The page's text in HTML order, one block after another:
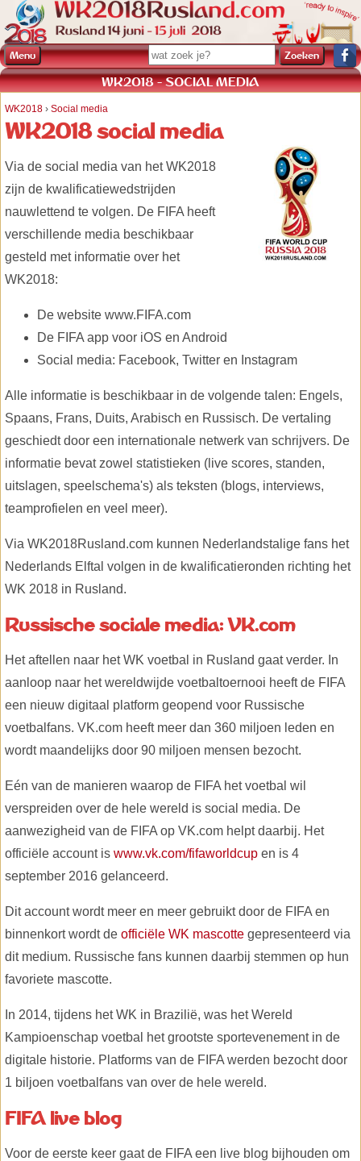
WK2018 - SOCIAL MEDIA
WK2018 › Social media
WK2018 social media
Via de social media van het WK2018
zijn de kwalificatiewedstrijden
nauwlettend te volgen. De FIFA heeft
verschillende media beschikbaar
gesteld met informatie over het
WK2018:
De website www.FIFA.com
De FIFA app voor iOS en Android
Social media: Facebook, Twitter en Instagram
Alle informatie is beschikbaar in de volgende talen: Engels,
Spaans, Frans, Duits, Arabisch en Russisch. De vertaling
geschiedt door een internationale netwerk van schrijvers. De
informatie bevat zowel statistieken (live scores, standen,
uitslagen, speelschema's) als teksten (blogs, interviews,
teamprofielen en veel meer).
Via WK2018Rusland.com kunnen Nederlandstalige fans het
Nederlands Elftal volgen in de kwalificatieronden richting het
WK 2018 in Rusland.
Russische sociale media: VK.com
Het aftellen naar het WK voetbal in Rusland gaat verder. In
aanloop naar het wereldwijde voetbaltoernooi heeft de FIFA
een nieuw digitaal platform geopend voor Russische
voetbalfans. VK.com heeft meer dan 360 miljoen leden en
wordt maandelijks door 90 miljoen mensen bezocht.
Eén van de manieren waarop de FIFA het voetbal wil
verspreiden over de hele wereld is social media. De
aanwezigheid van de FIFA op VK.com helpt daarbij. Het
officiële account is www.vk.com/fifaworldcup en is 4
september 2016 gelanceerd.
Dit account wordt meer en meer gebruikt door de FIFA en
binnenkort wordt de officiële WK mascotte gepresenteerd via
dit medium. Russische fans kunnen daarbij stemmen op hun
favoriete mascotte.
In 2014, tijdens het WK in Brazilië, was het Wereld
Kampioenschap voetbal het grootste sportevenement in de
digitale historie. Platforms van de FIFA werden bezocht door
1 biljoen voetbalfans van over de hele wereld.
FIFA live blog
Voor de eerste keer gaat de FIFA een live blog bijhouden om
Menu